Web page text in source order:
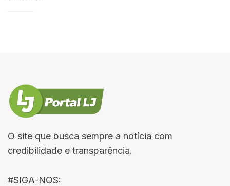
O site que busca sempre a notícia com
credibilidade e transparência.
#SIGA-NOS: